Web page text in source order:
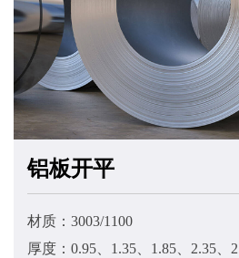
铝板开平
材质：3003/1100
厚度：0.95、1.35、1.85、2.35、